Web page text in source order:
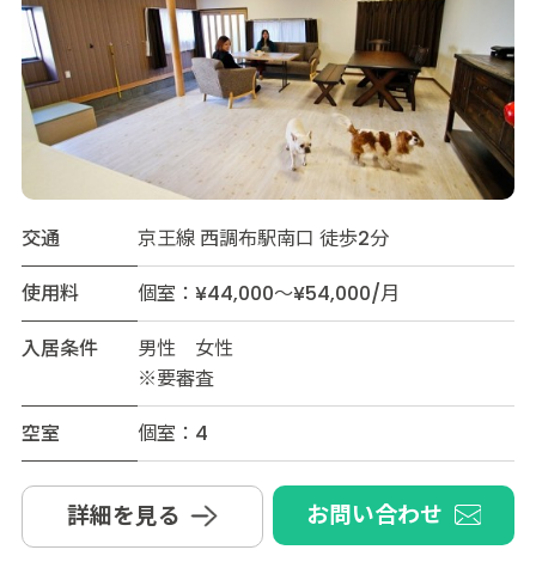
交通
京王線 西調布駅南口 徒歩2分
使用料
個室：¥44,000～¥54,000/月
入居条件
男性 女性
※要審査
空室
個室：4
詳細を見る お問い合わせ